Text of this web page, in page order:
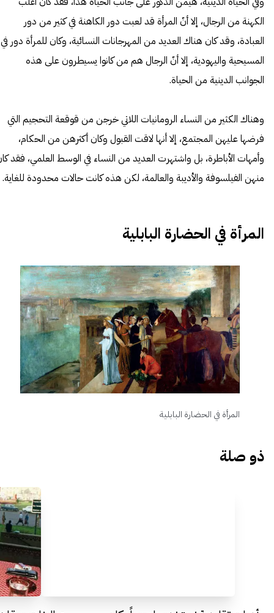
الكهنة من الرجال، إلا أنّ المرأة قد لعبت دور الكاهنة في كثير من دور
العبادة، وقد كان هناك العديد من المهرجانات النسائية، وكان للمرأة دور في
المسيحية واليهودية، إلا أنّ الرجال هم من كانوا يسيطرون على هذه
الجوانب الدينية من الحياة.
وهناك الكثير من النساء الرومانيات اللاتي خرجن من قوقعة التحجيم التي
فرضها عليهن المجتمع، إلا أنها لاقت القبول وكان أكثرهن من الحكام،
وأمهات الأباطرة، بل واشتهرت العديد من النساء في الوسط العلمي، فقد
منهن الفيلسوفة والأديبة والعالمة، لكن هذه كانت حالات محدودة للغاية.
المرأة في الحضارة البابلية
المرأة في الحضارة البابلية
ذو صلة